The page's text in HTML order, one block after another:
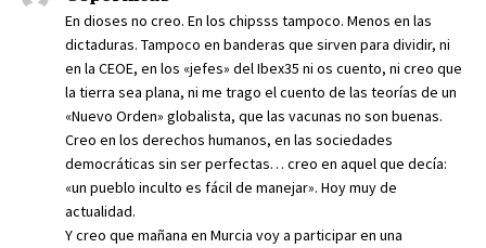
En dioses no creo. En los chipsss tampoco. Menos en las
dictaduras. Tampoco en banderas que sirven para dividir, ni
en la CEOE, en los «jefes» del Ibex35 ni os cuento, ni creo que
la tierra sea plana, ni me trago el cuento de las teorías de un
«Nuevo Orden» globalista, que las vacunas no son buenas.
Creo en los derechos humanos, en las sociedades
democráticas sin ser perfectas… creo en aquel que decía:
«un pueblo inculto es fácil de manejar». Hoy muy de
actualidad.
Y creo que mañana en Murcia voy a participar en una